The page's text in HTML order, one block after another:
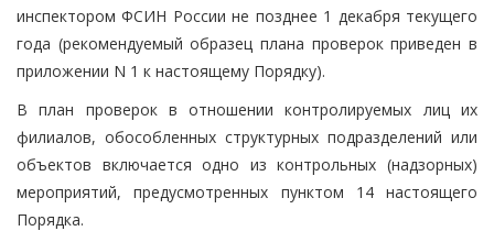
инспектором ФСИН России не позднее 1 декабря текущего
года (рекомендуемый образец плана проверок приведен в
приложении N 1 к настоящему Порядку).
В план проверок в отношении контролируемых лиц их
филиалов, обособленных структурных подразделений или
объектов включается одно из контрольных (надзорных)
мероприятий, предусмотренных пунктом 14 настоящего
Порядка.